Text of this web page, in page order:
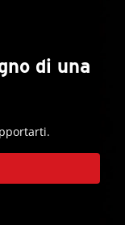
di una